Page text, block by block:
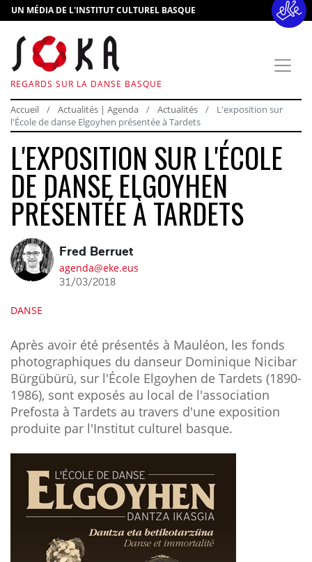
UN MÉDIA DE L'INSTITUT CULTUREL BASQUE
REGARDS SUR LA DANSE BASQUE
Accueil Actualités | Agenda Actualités
L'exposition sur
l'École de danse Elgoyhen présentée à Tardets
L'EXPOSITION SUR L'ÉCOLE
DE DANSE ELGOYHEN
PRÉSENTÉE À TARDETS
Fred Berruet
agenda@eke.eus
31/03/2018
DANSE
Après avoir été présentés à Mauléon, les fonds
photographiques du danseur Dominique Nicibar
Bürgübürü, sur l'École Elgoyhen de Tardets (1890-
1986), sont exposés au local de l'association
Prefosta à Tardets au travers d'une exposition
produite par l'Institut culturel basque.